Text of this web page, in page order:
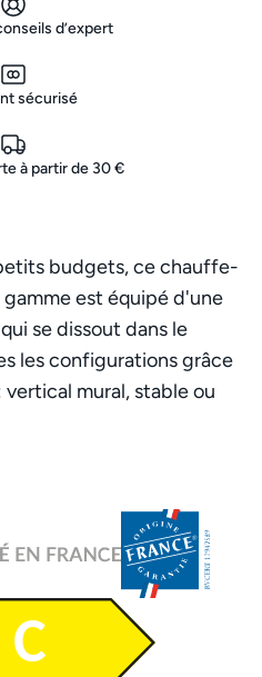
d’expert
sécurisé
à partir de 30 €
budgets, ce chauffe-
est équipé d'une
se dissout dans le
les configurations grâce
mural, stable ou